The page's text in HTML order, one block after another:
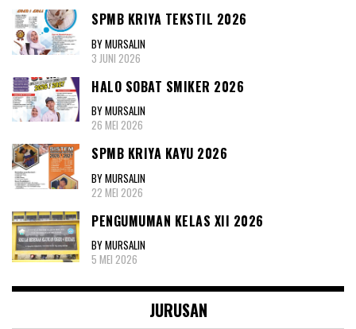
SPMB KRIYA TEKSTIL 2026
BY MURSALIN
3 JUNI 2026
HALO SOBAT SMIKER 2026
BY MURSALIN
26 MEI 2026
SPMB KRIYA KAYU 2026
BY MURSALIN
22 MEI 2026
PENGUMUMAN KELAS XII 2026
BY MURSALIN
5 MEI 2026
JURUSAN